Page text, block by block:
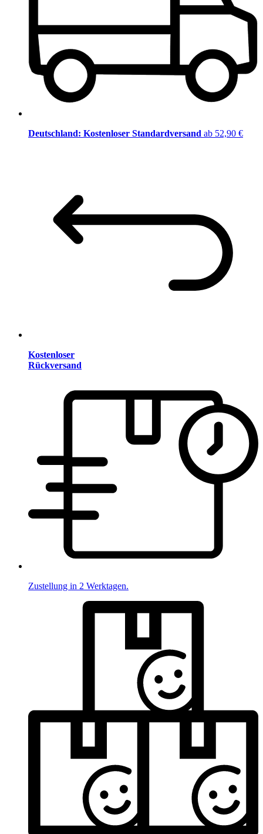
Deutschland: Kostenloser Standardversand ab 52,90 €
Kostenloser
Rückversand
Zustellung in 2 Werktagen.